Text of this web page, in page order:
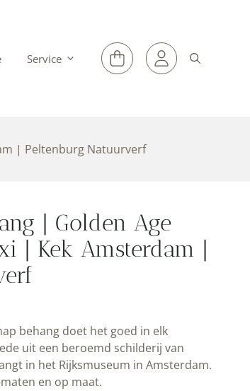
Service
| Peltenburg Natuurverf
| Golden Age
| Kek Amsterdam |
behang doet het goed in elk
uit een beroemd schilderij van
in het Rijksmuseum in Amsterdam.
en op maat.